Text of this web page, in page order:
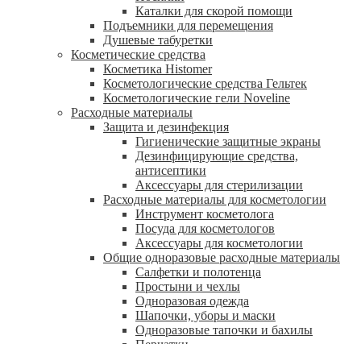
Каталки для скорой помощи
Подъемники для перемещения
Душевые табуретки
Косметические средства
Косметика Histomer
Косметологические средства Гельтек
Косметологические гели Noveline
Расходные материалы
Защита и дезинфекция
Гигиенические защитные экраны
Дезинфицирующие средства,
антисептики
Аксессуары для стерилизации
Расходные материалы для косметологии
Инструмент косметолога
Посуда для косметологов
Аксессуары для косметологии
Общие одноразовые расходные материалы
Салфетки и полотенца
Простыни и чехлы
Одноразовая одежда
Шапочки, уборы и маски
Одноразовые тапочки и бахилы